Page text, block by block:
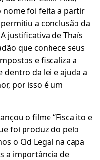
nome foi feita a partir
a conclusão da
justificativa de Thaís
que conhece seus
e fiscaliza a
dentro da lei e ajuda a
por isso é um
o filme “Fiscalito e
foi produzido pelo
o Cid Legal na capa
a importância de